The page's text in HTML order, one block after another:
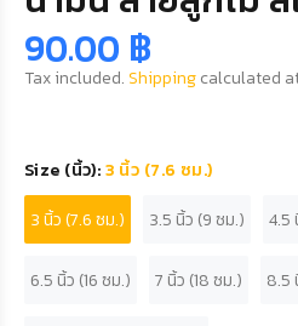
90.00 ฿
Tax included.Shippingcalculated
Size (นิ้ว):3 นิ้ว (7.6 ซม.)
3 นิ้ว (7.6 ซม.)
3.5 นิ้ว (9 ซม.) 4.5
6.5 นิ้ว (16 ซม.) 7 นิ้ว (18 ซม.) 8.5